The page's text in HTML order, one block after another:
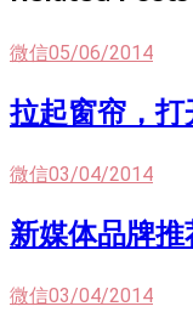
微信05/06/2014
拉起窗帘，
微信03/04/2014
新媒体品牌
微信03/04/2014